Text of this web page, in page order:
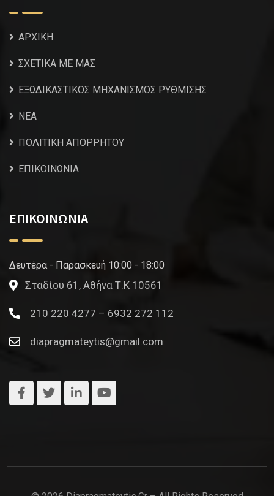
ΑΡΧΙΚΗ
ΣΧΕΤΙΚΑ ΜΕ ΜΑΣ
ΕΞΩΔΙΚΑΣΤΙΚΟΣ ΜΗΧΑΝΙΣΜΟΣ ΡΥΘΜΙΣΗΣ
NEA
ΠΟΛΙΤΙΚΗ ΑΠΟΡΡΗΤΟΥ
ΕΠΙΚΟΙΝΩΝΙΑ
ΕΠΙΚΟΙΝΩΝΙΑ
Δευτέρα - Παρασκευή 10:00 - 18:00
Σταδίου 61, Αθήνα Τ.Κ 10561
210 220 4277 – 6932 272 112
diapragmateytis@gmail.com